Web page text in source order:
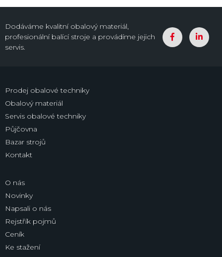
Dodáváme kvalitní obalový materiál,
profesionální balící stroje a provádíme jejich
servis.
Prodej obalové techniky
Obalový materiál
Servis obalové techniky
Půjčovna
Bazar strojů
Kontakt
O nás
Novinky
Napsali o nás
Rejstřík pojmů
Ceník
Ke stažení